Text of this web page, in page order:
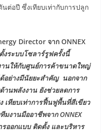
ต่อปี ซึ่งเทียบเท่ากับการปลูก
Director จาก ONNEX
งระบบโซลาร์รูฟครั้งนี้
นให้กับศูนย์การค้าขนาดใหญ่
อย่างมีนัยยะสำคัญ นอกจาก
านพลังงาน ยังช่วยลดการ
เทียบเท่าการฟื้นฟูพื้นที่สีเขียว
มงานมืออาชีพจากONNEX
รออกแบบ ติดตั้ง และบริหาร